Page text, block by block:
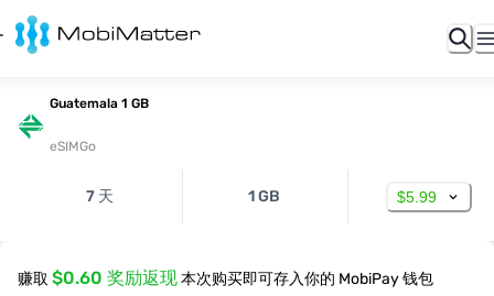
Guatemala 1 GB
eSIMGo
7 天 1 GB $5.99
赚取 $0.60 奖励返现本次购买即可存入你的 MobiPay 钱包